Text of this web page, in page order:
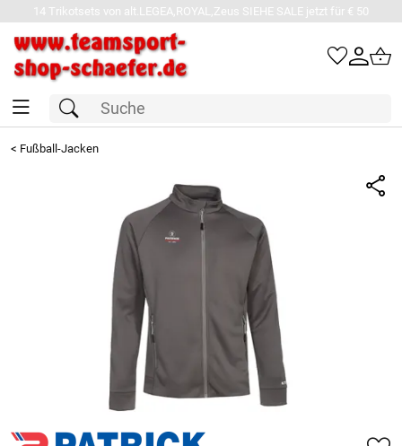
14 Trikotsets von alt.LEGEA,ROYAL,Zeus SIEHE SALE jetzt für € 50
< Fußball-Jacken